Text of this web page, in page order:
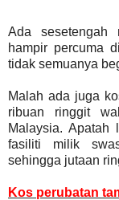
Ada sesetengah
hampir percuma
tidak semuanya
Malah ada juga
ribuan ringgit
Malaysia. Apatah
fasiliti milik
sehingga jutaan
Kos perubatan